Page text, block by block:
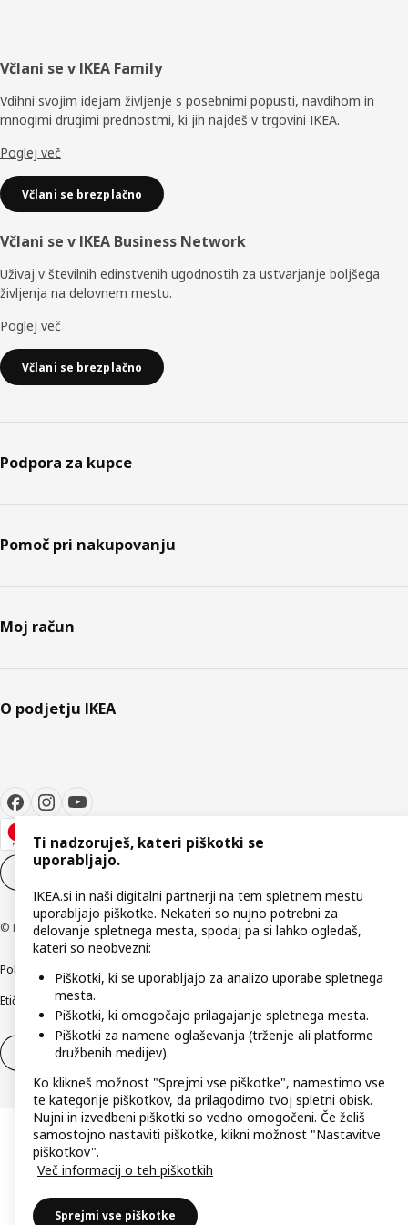
Noga
Včlani se v IKEA Family
Vdihni svojim idejam življenje s posebnimi popusti, navdihom in
mnogimi drugimi prednostmi, ki jih najdeš v trgovini IKEA.
Poglej več
Včlani se brezplačno
Včlani se v IKEA Business Network
Uživaj v številnih edinstvenih ugodnostih za ustvarjanje boljšega
življenja na delovnem mestu.
Poglej več
Včlani se brezplačno
Podpora za kupce
Pomoč pri nakupovanju
Moj račun
O podjetju IKEA
Nastavitve piškotkov
© Inter IKEA Systems B.V. 1999–2026
Politika zasebnosti Pravilnik o piškotkih Pogoji poslovanja
Podatki o podjetju
Etično odkrivanje varnostnih pomanjkljivosti
Odstop od pogodbe
Ti nadzoruješ, kateri piškotki se
uporabljajo.
IKEA.si in naši digitalni partnerji na tem spletnem mestu
uporabljajo piškotke. Nekateri so nujno potrebni za
delovanje spletnega mesta, spodaj pa si lahko ogledaš,
kateri so neobvezni:
Piškotki, ki se uporabljajo za analizo uporabe spletnega
mesta.
Piškotki, ki omogočajo prilagajanje spletnega mesta.
Piškotki za namene oglaševanja (trženje ali platforme
družbenih medijev).
Ko klikneš možnost "Sprejmi vse piškotke", namestimo vse
te kategorije piškotkov, da prilagodimo tvoj spletni obisk.
Nujni in izvedbeni piškotki so vedno omogočeni. Če želiš
samostojno nastaviti piškotke, klikni možnost "Nastavitve
piškotkov".
Več informacij o teh piškotkih
Sprejmi vse piškotke